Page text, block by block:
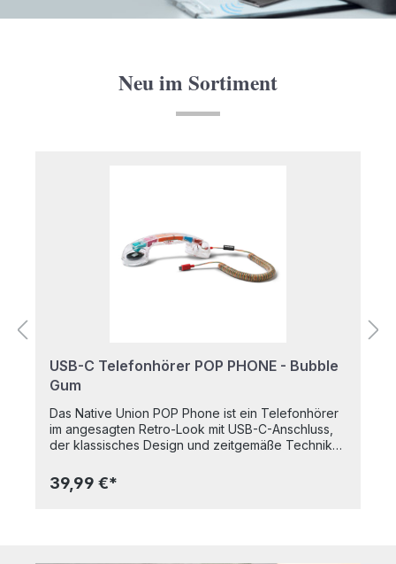
Neu im Sortiment
USB-C Telefonhörer POP PHONE - Bubble
Gum
Das Native Union POP Phone ist ein Telefonhörer
im angesagten Retro-Look mit USB-C-Anschluss,
der klassisches Design und zeitgemäße Technik
USB-C mit Smartphone, Tablet oder Laptop
verbinden und eignet sich ideal für Anrufe,
39,99 €*